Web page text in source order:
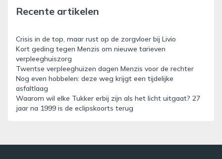
Recente artikelen
Crisis in de top, maar rust op de zorgvloer bij Livio
Kort geding tegen Menzis om nieuwe tarieven
verpleeghuiszorg
Twentse verpleeghuizen dagen Menzis voor de rechter
Nog even hobbelen: deze weg krijgt een tijdelijke
asfaltlaag
Waarom wil elke Tukker erbij zijn als het licht uitgaat? 27
jaar na 1999 is de eclipskoorts terug